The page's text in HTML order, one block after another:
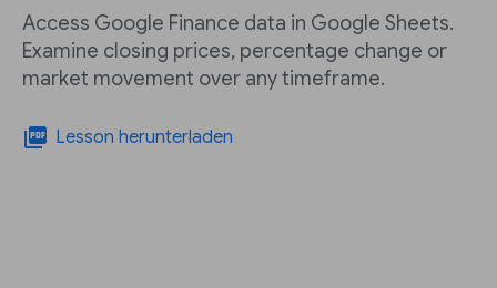
Access Google Finance data in Google Sheets.
Examine closing prices, percentage change or
market movement over any timeframe.
picture_as_pdf Lesson herunterladen